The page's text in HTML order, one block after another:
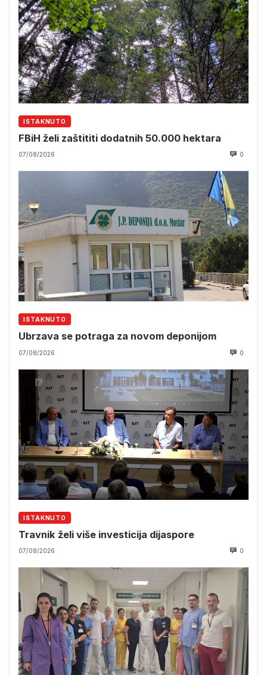
ISTAKNUTO
FBiH želi zaštititi dodatnih 50.000 hektara
07/08/2026 0
ISTAKNUTO
Ubrzava se potraga za novom deponijom
07/08/2026 0
ISTAKNUTO
Travnik želi više investicija dijaspore
07/08/2026 0